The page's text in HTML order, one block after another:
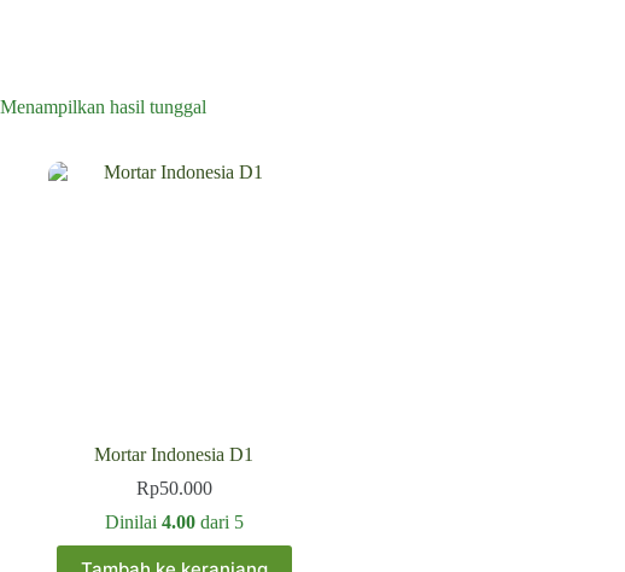
Menampilkan hasil tunggal
Mortar Indonesia D1
Rp50.000
Dinilai 4.00dari 5